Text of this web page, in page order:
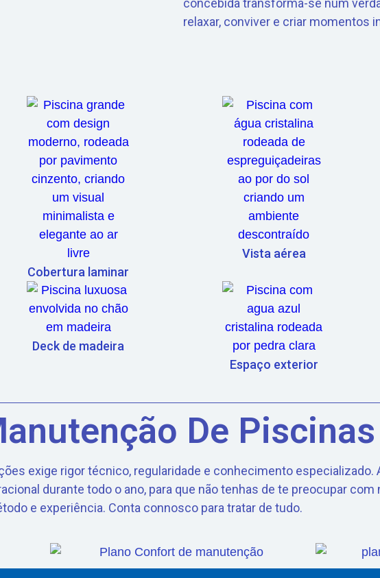
concebida transforma-se num
relaxar, conviver e criar momentos
Cobertura laminar
Vista aérea
Deck de madeira
Espaço exterior
De Piscinas
exige rigor técnico, regularidade e conhecimento especializado.
durante todo o ano, para que não tenhas de te preocupar com
e experiência. Conta connosco para tratar de tudo.